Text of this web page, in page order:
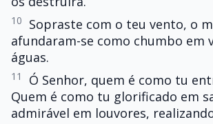
10
Sopraste com o teu vento, o
afundaram-se como chumbo em
águas.
11
Ó Senhor, quem é como tu
Quem é como tu glorificado em
admirável em louvores,